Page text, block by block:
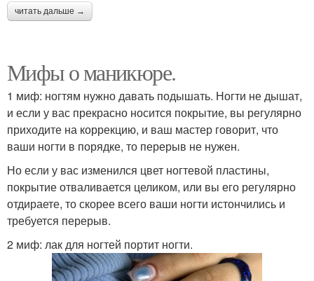
читать дальше →
Мифы о маникюре.
1 миф: ногтям нужно давать подышать. Ногти не дышат,
и если у вас прекрасно носится покрытие, вы регулярно
приходите на коррекцию, и ваш мастер говорит, что
ваши ногти в порядке, то перерыв не нужен.
Но если у вас изменился цвет ногтевой пластины,
покрытие отваливается целиком, или вы его регулярно
отдираете, то скорее всего ваши ногти истончились и
требуется перерыв.
2 миф: лак для ногтей портит ногти.